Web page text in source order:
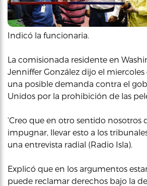
Indicó la funcionaria.
La comisionada residente en
Jenniffer González dijo el
una posible demanda contra el
Unidos por la prohibición de las
‘Creo que en otro sentido nosotros
impugnar, llevar esto a los
una entrevista radial (Radio Isla).
Explicó que en los argumentos
puede reclamar derechos bajo la